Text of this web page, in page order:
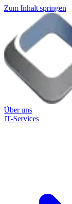
Zum Inhalt springen
Über uns
IT-Services